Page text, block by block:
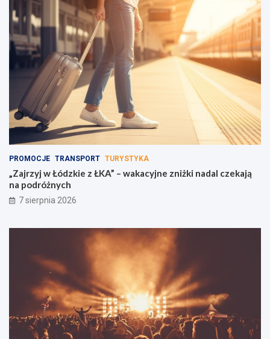
u
m
u
w
g
e
ń
s
t
a
PROMOCJE TRANSPORT TURYSTYKA
„Zajrzyj w Łódzkie z ŁKA” – wakacyjne zniżki nadal czekają
na podróżnych
7 sierpnia 2026